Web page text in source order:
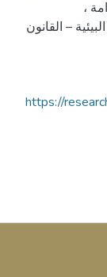
– القانون
https://